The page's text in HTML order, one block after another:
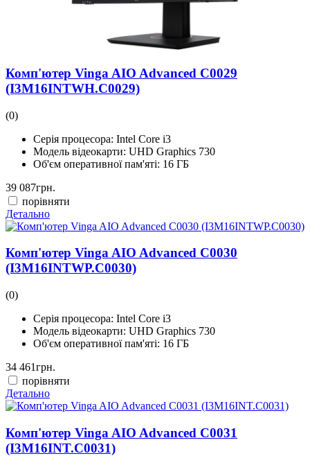
Комп'ютер Vinga AIO Advanced C0029
(I3M16INTWH.C0029)
(0)
Серія процесора: Intel Core i3
Модель відеокарти: UHD Graphics 730
Об'єм оперативної пам'яті: 16 ГБ
39 087грн.
порівняти
Детально
Комп'ютер Vinga AIO Advanced C0030
(I3M16INTWP.C0030)
(0)
Серія процесора: Intel Core i3
Модель відеокарти: UHD Graphics 730
Об'єм оперативної пам'яті: 16 ГБ
34 461грн.
порівняти
Детально
Комп'ютер Vinga AIO Advanced C0031
(I3M16INT.C0031)